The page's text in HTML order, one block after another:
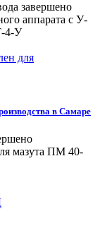
завершено
аппарата с У-
4-У
в Самаре
мазута ПМ 40-